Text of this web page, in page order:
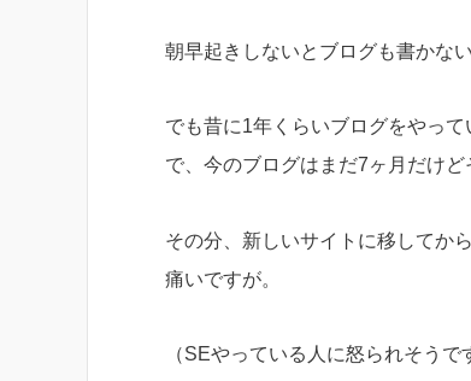
朝早起きしないとブログも書かな
でも昔に1年くらいブログをやっ
で、今のブログはまだ7ヶ月だけ
その分、新しいサイトに移してか
痛いですが。
（SEやっている人に怒られそう